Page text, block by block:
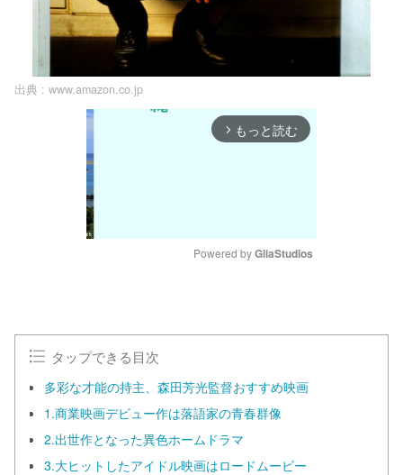
出典 : www.amazon.co.jp
arrow_forward_ios もっと読む
Powered by GliaStudios
タップできる目次
多彩な才能の持主、森田芳光監督おすすめ映画
1.商業映画デビュー作は落語家の青春群像
2.出世作となった異色ホームドラマ
3.大ヒットしたアイドル映画はロードムービー